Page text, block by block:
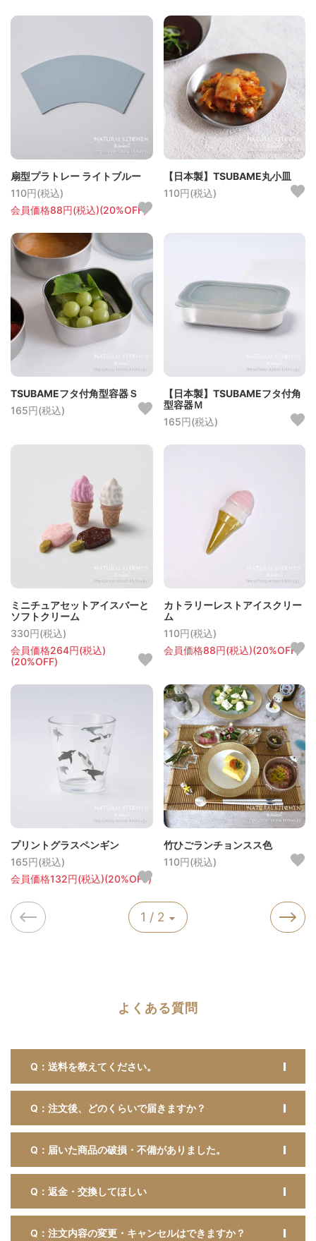
扇型プラトレー ライトブルー
110円(税込)
会員価格88円(税込)(20%OFF)
【日本製】TSUBAME丸小皿
110円(税込)
TSUBAMEフタ付角型容器Ｓ
165円(税込)
【日本製】TSUBAMEフタ付角
型容器Ｍ
165円(税込)
ミニチュアセットアイスバーと
ソフトクリーム
330円(税込)
会員価格264円(税込)
(20%OFF)
カトラリーレストアイスクリー
ム
110円(税込)
会員価格88円(税込)(20%OFF)
プリントグラスペンギン
165円(税込)
会員価格132円(税込)(20%OFF)
竹ひごランチョンスス色
110円(税込)
1 / 2
よくある質問
Q：送料を教えてください。
Q：注文後、どのくらいで届きますか？
Q：届いた商品の破損・不備がありました。
Q：返金・交換してほしい
Q：注文内容の変更・キャンセルはできますか？